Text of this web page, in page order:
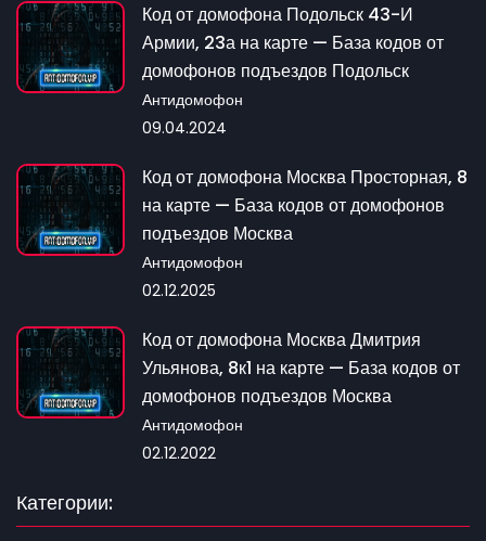
Код от домофона Подольск 43-И
Армии, 23а на карте — База кодов от
домофонов подъездов Подольск
Антидомофон
09.04.2024
Код от домофона Москва Просторная, 8
на карте — База кодов от домофонов
подъездов Москва
Антидомофон
02.12.2025
Код от домофона Москва Дмитрия
Ульянова, 8к1 на карте — База кодов от
домофонов подъездов Москва
Антидомофон
02.12.2022
Категории: